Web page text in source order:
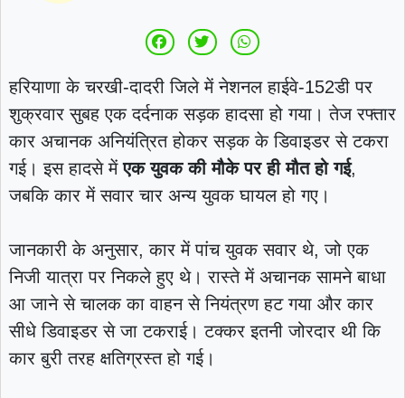
हरियाणा के चरखी-दादरी जिले में नेशनल हाईवे-152डी पर
शुक्रवार सुबह एक दर्दनाक सड़क हादसा हो गया। तेज रफ्तार
कार अचानक अनियंत्रित होकर सड़क के डिवाइडर से टकरा
गई। इस हादसे मेंएक युवक की मौके पर ही मौत हो गई,
जबकि कार में सवार चार अन्य युवक घायल हो गए।
जानकारी के अनुसार, कार में पांच युवक सवार थे, जो एक
निजी यात्रा पर निकले हुए थे। रास्ते में अचानक सामने बाधा
आ जाने से चालक का वाहन से नियंत्रण हट गया और कार
सीधे डिवाइडर से जा टकराई। टक्कर इतनी जोरदार थी कि
कार बुरी तरह क्षतिग्रस्त हो गई।